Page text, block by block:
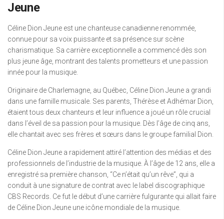
Jeune
Céline Dion Jeune est une chanteuse canadienne renommée,
connue pour sa voix puissante et sa présence sur scène
charismatique. Sa carrière exceptionnelle a commencé dès son
plus jeune âge, montrant des talents prometteurs et une passion
innée pour la musique.
Originaire de Charlemagne, au Québec, Céline Dion Jeune a grandi
dans une famille musicale. Ses parents, Thérèse et Adhémar Dion,
étaient tous deux chanteurs et leur influence a joué un rôle crucial
dans l’éveil de sa passion pour la musique. Dès l’âge de cinq ans,
elle chantait avec ses frères et sœurs dans le groupe familial Dion.
Céline Dion Jeune a rapidement attiré l’attention des médias et des
professionnels de l’industrie de la musique. À l’âge de 12 ans, elle a
enregistré sa première chanson, “Ce n’était qu’un rêve”, qui a
conduit à une signature de contrat avec le label discographique
CBS Records. Ce fut le début d’une carrière fulgurante qui allait faire
de Céline Dion Jeune une icône mondiale de la musique.